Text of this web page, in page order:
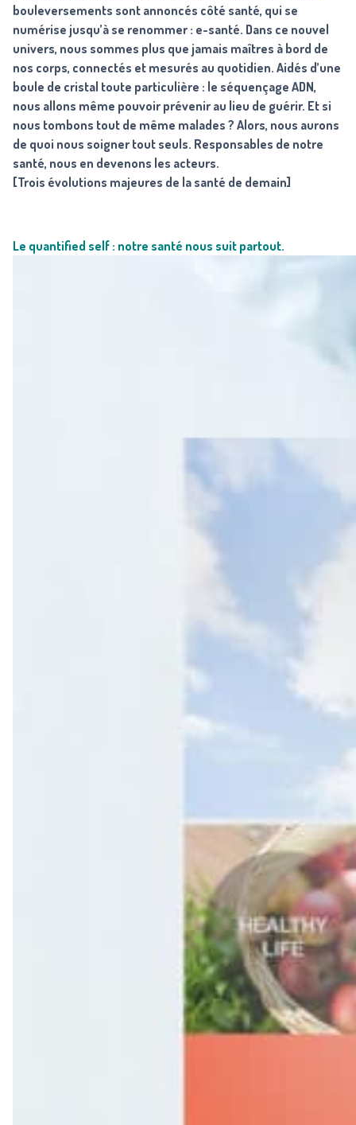
bouleversements sont annoncés côté santé, qui se
numérise jusqu’à se renommer : e-santé. Dans ce nouvel
univers, nous sommes plus que jamais maîtres à bord de
nos corps, connectés et mesurés au quotidien. Aidés d’une
boule de cristal toute particulière : le séquençage ADN,
nous allons même pouvoir prévenir au lieu de guérir. Et si
nous tombons tout de même malades ? Alors, nous aurons
de quoi nous soigner tout seuls. Responsables de notre
santé, nous en devenons les acteurs.
[Trois évolutions majeures de la santé de demain]
Le quantified self : notre santé nous suit partout.